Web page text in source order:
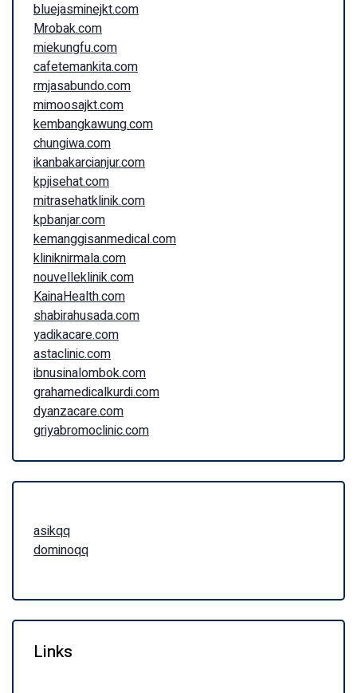
bluejasminejkt.com
Mrobak.com
miekungfu.com
cafetemankita.com
rmjasabundo.com
mimoosajkt.com
kembangkawung.com
chungiwa.com
ikanbakarcianjur.com
kpjisehat.com
mitrasehatklinik.com
kpbanjar.com
kemanggisanmedical.com
kliniknirmala.com
nouvelleklinik.com
KainaHealth.com
shabirahusada.com
yadikacare.com
astaclinic.com
ibnusinalombok.com
grahamedicalkurdi.com
dyanzacare.com
griyabromoclinic.com
asikqq
dominoqq
Links